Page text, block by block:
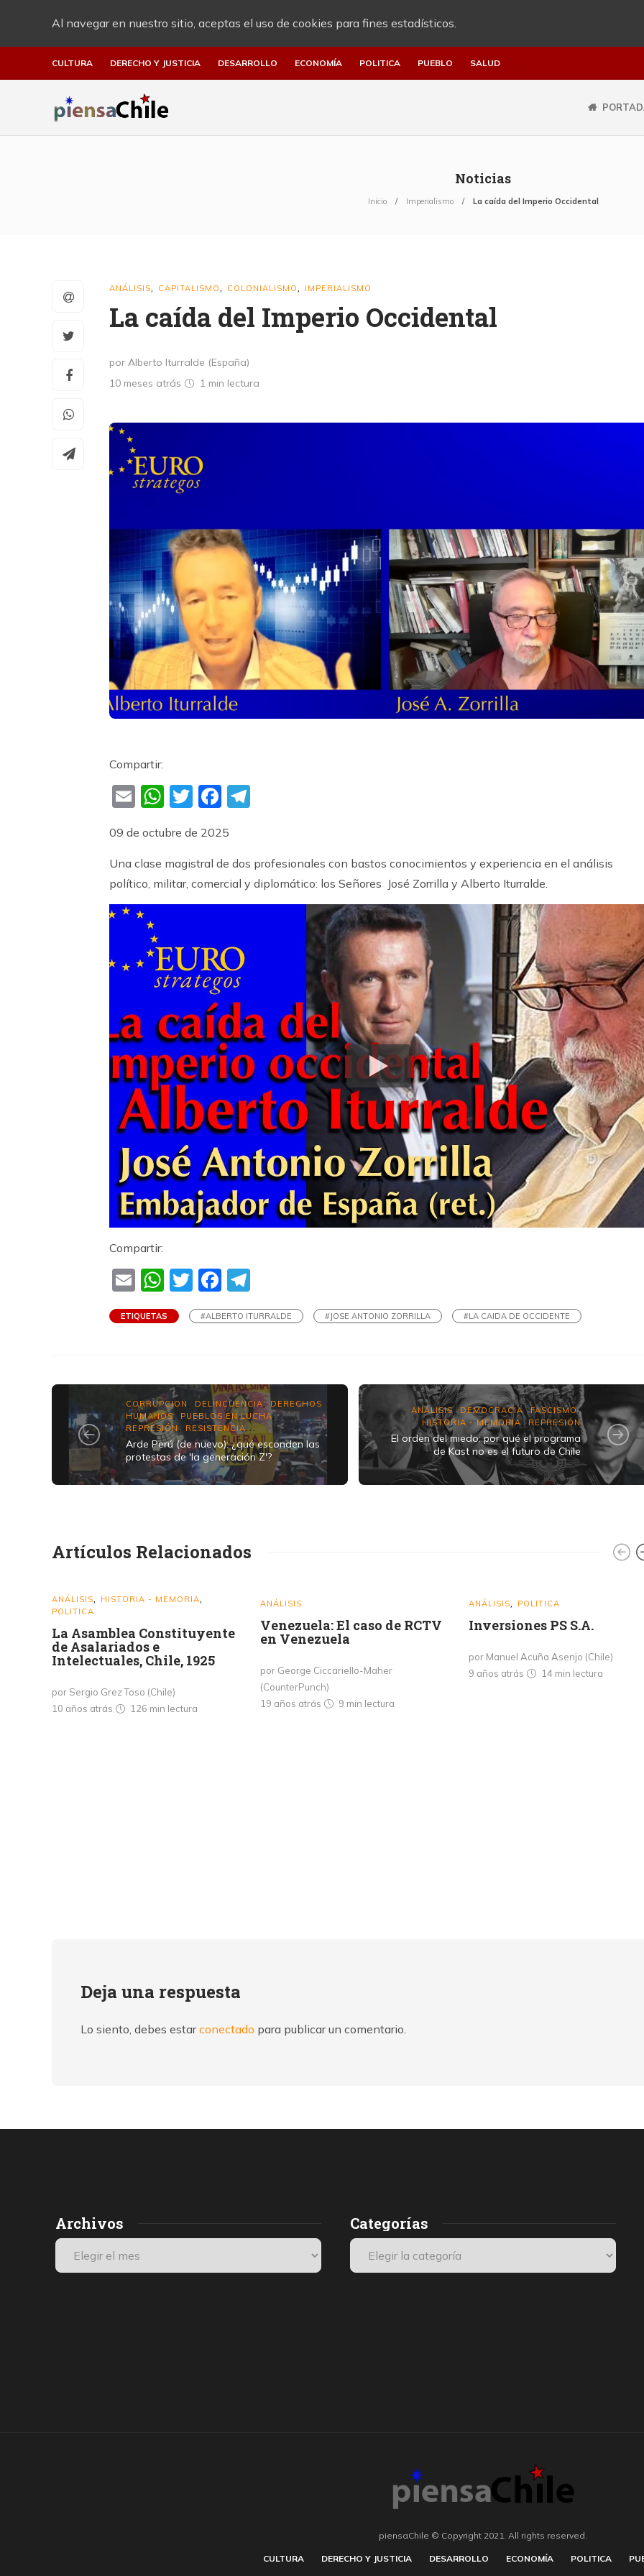
Al navegar en nuestro sitio, aceptas el uso de cookies para fines estadísticos.
CULTURA DERECHO Y JUSTICIA DESARROLLO ECONOMÍA POLITICA PUEBLO SALUD
Noticias
Inicio Imperialismo La caída del Imperio Occidental
ANÁLISIS CAPITALISMO COLONIALISMO IMPERIALISMO
La caída del Imperio Occidental
por Alberto Iturralde (España)
10 meses atrás
1 min lectura
Compartir:
EmailWhatsApp
TwitterFacebook
09 de octubre de 2025
Una clase magistral de dos profesionales con bastos conocimientos y experiencia en el análisis
político, militar, comercial y diplomático: los Señores José Zorrilla y Alberto Iturralde.
Compartir:
EmailWhatsApp
TwitterFacebook
ETIQUETAS #ALBERTO ITURRALDE #JOSE ANTONIO ZORRILLA #LA CAIDA DE OCCIDENTE
CORRUPCION DELINCUENCIA, DERECHOS
HUMANOS, PUEBLOS EN LUCHA,
REPRESIÓN RESISTENCIA...
Arde Perú (de nuevo): ¿qué esconden las
protestas de 'la generación Z'?
ANÁLISIS,DEMOCRACIA ,FASCISMO,
HISTORIA - MEMORIA ,REPRESIÓN
El orden del miedo: por qué el programa
de Kast no es el futuro de Chile
Artículos Relacionados
ANÁLISIS HISTORIA - MEMORIA
POLITICA
La Asamblea Constituyente
de Asalariados e
Intelectuales, Chile, 1925
por Sergio Grez Toso (Chile)
10 años atrás
126 min lectura
ANÁLISIS
Venezuela: El caso de RCTV
en Venezuela
por George Ciccariello-Maher
(CounterPunch)
19 años atrás
9 min lectura
ANÁLISIS POLITICA
Inversiones PS S.A.
por Manuel Acuña Asenjo (Chile)
9 años atrás
14 min lectura
Deja una respuesta
Lo siento, debes estarconectado para publicar un comentario.
Archivos Categorías
piensaChile © Copyright 2021. All rights reserved.
CULTURA DERECHO Y JUSTICIA DESARROLLO ECONOMÍA POLITICA